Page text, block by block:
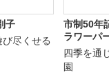
子
尽くせる
市制50年
ラワーパ
四季を通
園